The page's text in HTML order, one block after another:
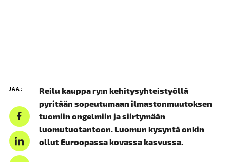
JAA:
Reilu kauppa ry:n kehitysyhteistyöllä
pyritään sopeutumaan ilmastonmuutoksen
tuomiin ongelmiin ja siirtymään
luomutuotantoon. Luomun kysyntä onkin
ollut Euroopassa kovassa kasvussa.